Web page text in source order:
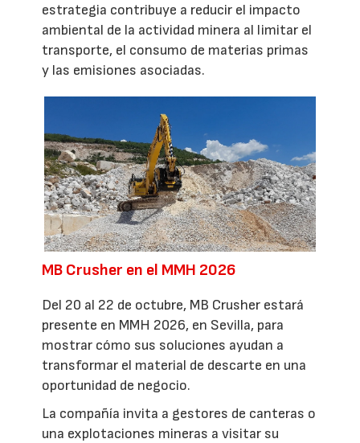
estrategia contribuye a reducir el impacto
ambiental de la actividad minera al limitar el
transporte, el consumo de materias primas
y las emisiones asociadas.
MB Crusher en el MMH 2026
Del 20 al 22 de octubre, MB Crusher estará
presente en MMH 2026, en Sevilla, para
mostrar cómo sus soluciones ayudan a
transformar el material de descarte en una
oportunidad de negocio.
La compañía invita a gestores de canteras o
una explotaciones mineras a visitar su